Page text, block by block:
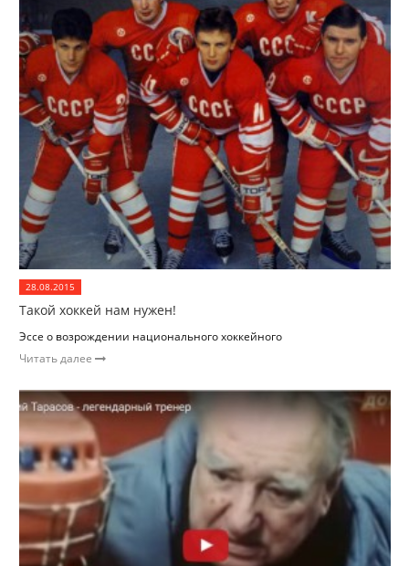
28.08.2015
Такой хоккей нам нужен!
Эссе о возрождении национального хоккейного
Читать далее